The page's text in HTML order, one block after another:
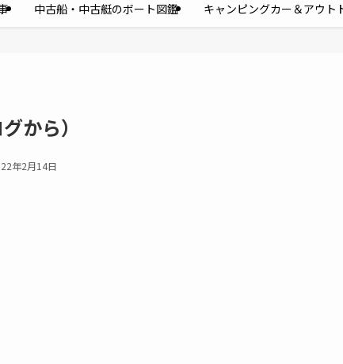
中古船・中古艇のボート図鑑 キャンピングカー＆アウト
から）
年2月14日